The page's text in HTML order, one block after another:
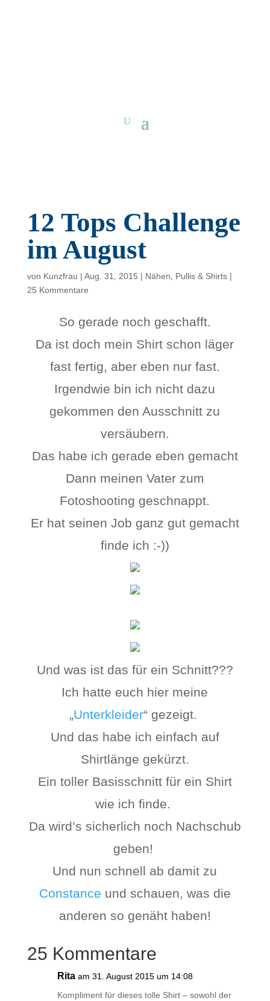
12 Tops Challenge
im August
von Kunzfrau | Aug. 31, 2015 | Nähen Pullis & Shirts|
25 Kommentare
So gerade noch geschafft.
Da ist doch mein Shirt schon läger
fast fertig, aber eben nur fast.
Irgendwie bin ich nicht dazu
gekommen den Ausschnitt zu
versäubern.
Das habe ich gerade eben gemacht
Dann meinen Vater zum
Fotoshooting geschnappt.
Er hat seinen Job ganz gut gemacht
finde ich :-))
Und was ist das für ein Schnitt???
Ich hatte euch hier meine
„Unterkleider“ gezeigt.
Und das habe ich einfach auf
Shirtlänge gekürzt.
Ein toller Basisschnitt für ein Shirt
wie ich finde.
Da wird’s sicherlich noch Nachschub
geben!
Und nun schnell ab damit zu
Constance und schauen, was die
anderen so genäht haben!
25 Kommentare
Rita am 31. August 2015 um 14:08
Kompliment für dieses tolle Shirt – sowohl der